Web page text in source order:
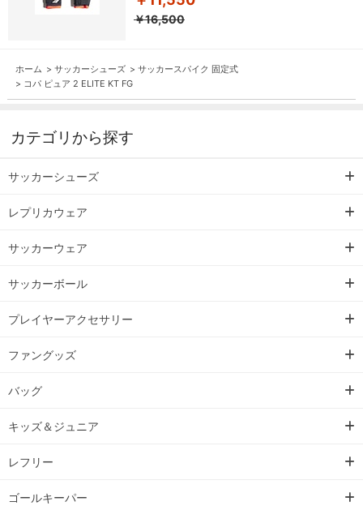
￥16,500
ホーム > サッカーシューズ > サッカースパイク 固定式
> コパ ピュア 2 ELITE KT FG
カテゴリから探す
サッカーシューズ
レプリカウェア
サッカーウェア
サッカーボール
プレイヤーアクセサリー
ファングッズ
バッグ
キッズ＆ジュニア
レフリー
ゴールキーパー